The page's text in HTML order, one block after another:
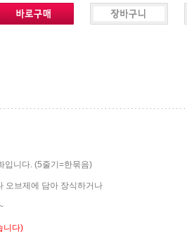
입니다. (5줄기=한묶음)
오브제에 담아 장식하거나
니다)